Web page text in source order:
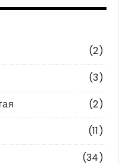
(2)
(3)
(2)
(11)
(34)